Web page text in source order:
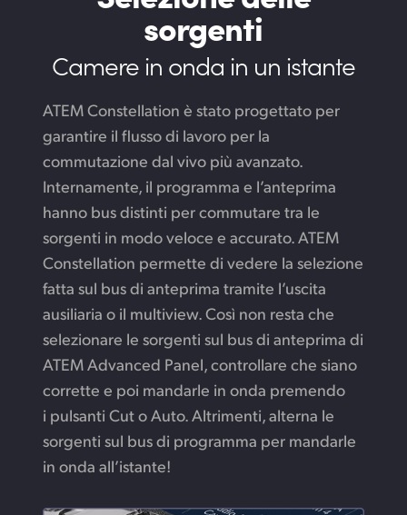
sorgenti
Camere in onda in un istante
ATEM Constellation è stato progettato per
garantire il flusso di lavoro per la
commutazione dal vivo più avanzato.
Internamente, il programma e l’anteprima
hanno bus distinti per commutare tra le
sorgenti in modo veloce e accurato. ATEM
Constellation permette di vedere la selezione
fatta sul bus di anteprima tramite l’uscita
ausiliaria o il multiview. Così non resta che
selezionare le sorgenti sul bus di anteprima di
ATEM Advanced Panel, controllare che siano
corrette e poi mandarle in onda premendo
i pulsanti Cut o Auto. Altrimenti, alterna le
sorgenti sul bus di programma per mandarle
in onda all’istante!